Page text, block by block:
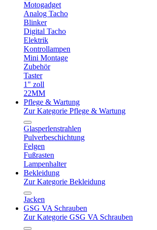
Motogadget
Analog Tacho
Blinker
Digital Tacho
Elektrik
Kontrollampen
Mini Montage
Zubehör
Taster
1" zoll
22MM
Pflege & Wartung
Zur Kategorie Pflege & Wartung
Glasperlenstrahlen
Pulverbeschichtung
Felgen
Fußrasten
Lampenhalter
Bekleidung
Zur Kategorie Bekleidung
Jacken
GSG VA Schrauben
Zur Kategorie GSG VA Schrauben